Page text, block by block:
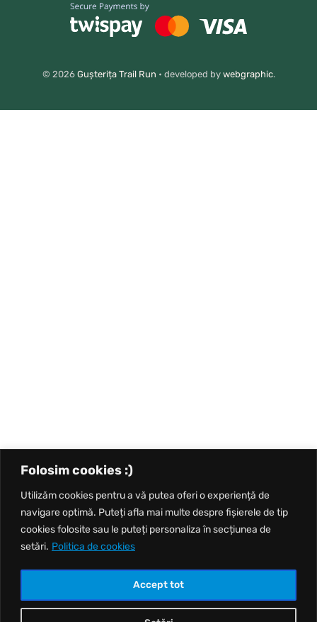
Folosim cookies :)
Utilizăm cookies pentru a vă putea oferi o experiență de
navigare optimă. Puteți afla mai multe despre fișierele de tip
cookies folosite sau le puteți personaliza în secțiunea de
setări. Politica de cookies
Accept tot
© 2026 Gușterița Trail Run • developed by webgraphic.